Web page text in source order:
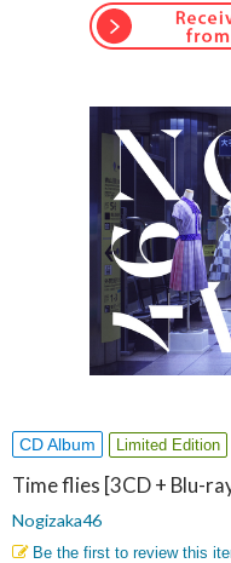
CD Album Limited Edition
Time flies [3CD + Blu-
Nogizaka46
Be the first to review this